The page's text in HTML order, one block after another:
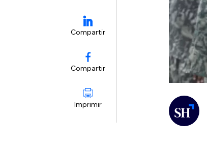
Compartir
Compartir
Imprimir